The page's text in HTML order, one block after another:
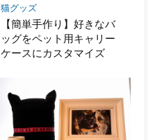
猫グッズ
【簡単手作り】好きなバ
ッグをペット用キャリー
ケースにカスタマイズ